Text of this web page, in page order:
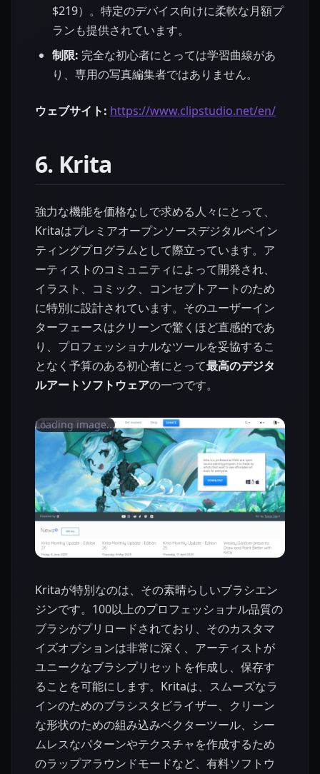
$219）。特定のデバイス向けに柔軟な月額プ
ランも提供されています。
制限: 完全な初心者にとっては学習曲線があ
り、専用の写真編集者ではありません。
ウェブサイト: https://www.clipstudio.net/en/
6. Krita
強力な機能を価格なしで求める人々にとって、
Kritaはプレミアオープンソースデジタルペイン
ティングプログラムとして際立っています。ア
ーティストのコミュニティによって開発され、
イラスト、コミック、コンセプトアートのため
に特別に設計されています。そのユーザーイン
ターフェースはクリーンで驚くほど直感的であ
り、プロフェッショナルなツールを妥協するこ
となく予算のある初心者にとって最高のデジタ
ルアートソフトウェアの一つです。
Loading image...
Kritaが特別なのは、その素晴らしいブラシエン
ジンです。100以上のプロフェッショナル品質の
ブラシがプリロードされており、そのカスタマ
イズオプションは非常に深く、アーティストが
ユニークなブラシプリセットを作成し、保存す
ることを可能にします。Kritaは、スムーズなラ
インのためのブラシスタビライザー、クリーン
な形状のための組み込みベクターツール、シー
ムレスなパターンやテクスチャを作成するため
のラップアラウンドモードなど、有料ソフトウ